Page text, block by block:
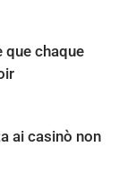
que chaque
ai casinò non